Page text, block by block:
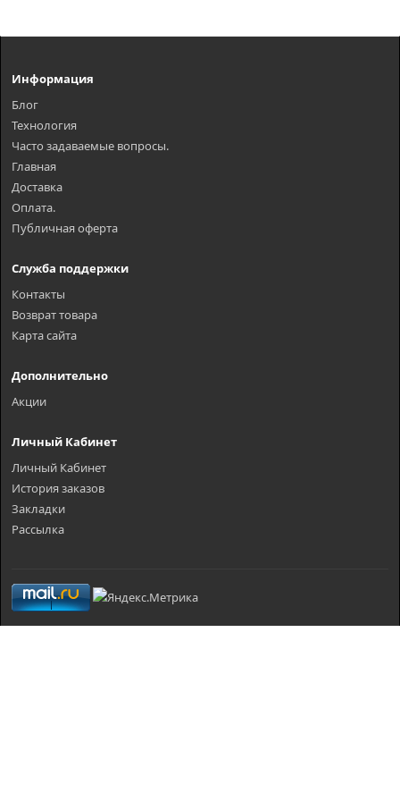
Информация
Блог
Технология
Часто задаваемые вопросы.
Главная
Доставка
Оплата.
Публичная оферта
Служба поддержки
Контакты
Возврат товара
Карта сайта
Дополнительно
Акции
Личный Кабинет
Личный Кабинет
История заказов
Закладки
Рассылка